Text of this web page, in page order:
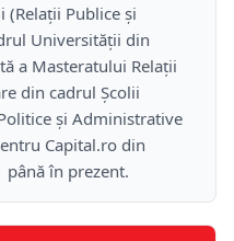
(Relații Publice și
Universității din
a Masteratului Relații
din cadrul Școlii
și Administrative
Capital.ro din
în prezent.